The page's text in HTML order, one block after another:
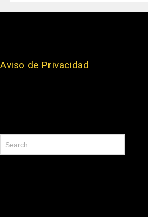
Aviso de Privacidad